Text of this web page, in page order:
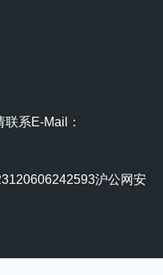
系E-Mail：
沪公网安